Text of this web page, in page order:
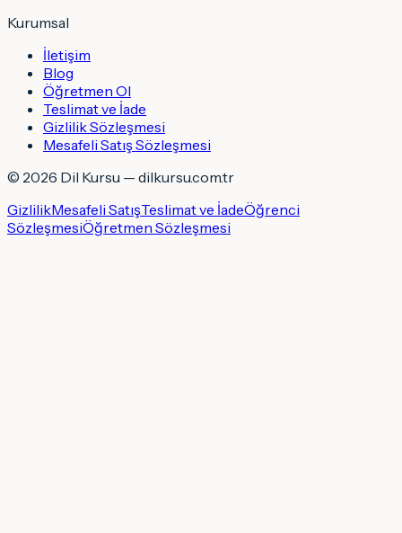
Kurumsal
İletişim
Blog
Öğretmen Ol
Teslimat ve İade
Gizlilik Sözleşmesi
Mesafeli Satış Sözleşmesi
© 2026 Dil Kursu — dilkursu.com.tr
GizlilikMesafeli SatışTeslimat ve İadeÖğrenci
SözleşmesiÖğretmen Sözleşmesi